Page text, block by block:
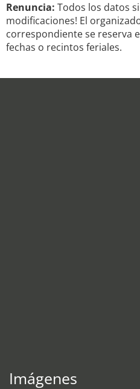
Renuncia: Todos los datos
modificaciones! El
correspondiente se reserva
fechas o recintos feriales.
Imágenes